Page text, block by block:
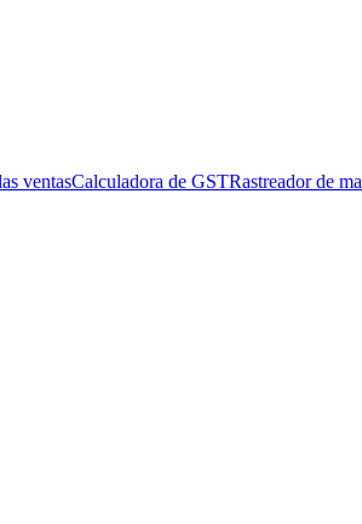
ventasCalculadora de GSTRastreador de